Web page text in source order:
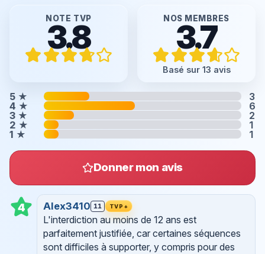
NOTE TVP
3.8 NOS MEMBRES
3.7
Basé sur 13 avis
5 ★
3
4 ★
6
3 ★
2
2 ★
1
1 ★ 1
Donner mon avis
4 Alex3410 11 TVP+
L'interdiction au moins de 12 ans est
parfaitement justifiée, car certaines séquences
sont difficiles à supporter, y compris pour des